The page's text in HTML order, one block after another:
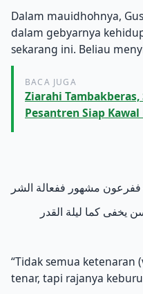
Dalam mauidhohnya,
dalam gebyarnya
sekarang ini. Beliau
BACA JUGA
Ziarahi
Pesantren Siap
مشهور ففعالة الشر
كما ليلة القدر
“Tidak semua ketenaran
tenar, tapi rajanya